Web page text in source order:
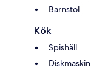
Barnstol
Kök
Spishäll
Diskmaskin